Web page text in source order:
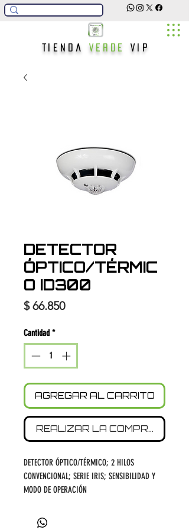
TiendaVerde Vip
DETECTOR
ÓPTICO/TÉRMIC
O ID300
$ 66.850Precio
Cantidad *
AGREGAR AL CARRITO
REALIZAR LA COMPRA
DETECTOR ÓPTICO/TÉRMICO; 2 HILOS
CONVENCIONAL; SERIE IRIS; SENSIBILIDAD Y
MODO DE OPERACIÓN
PARA PANELES SMARTLINE Y PREVIDIA MICRO.